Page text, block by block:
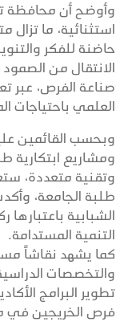
وأوضح أن محافظة
استثنائية، ما تزال
حاضنة للفكر
الانتقال من الصمود
صناعة الفرص، عبر
العلمي باحتياجات
وبحسب القائمين
ومشاريع ابتكارية
وتقنية متعددة،
طلبة الجامعة،
الشبابية
التنمية المستدامة.
كما يشهد نقاشاً
والتخصصات
تطوير البرامج
فرص الخريجين في